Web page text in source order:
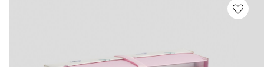
favorite